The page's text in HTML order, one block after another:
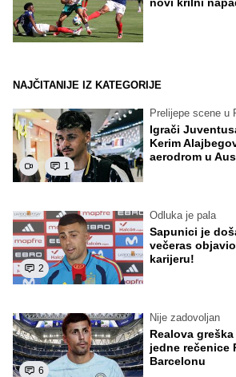
NAJČITANIJE IZ KATEGORIJE
1
Prelijepe scene u
Igrači
Kerim
aerodrom u
2
Odluka je pala
Sapunici je
večeras
karijeru!
6
Nije zadovoljan
Realova
jedne rečenice
Barcelonu